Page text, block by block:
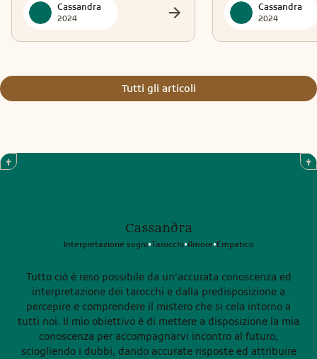
Cassandra
2024
Cassandra
2024
Tutti gli articoli
Cassandra
Interpretazione sogni•Tarocchi•Amore•Empatico
Tutto ciò è reso possibile da un’accurata conoscenza ed
interpretazione dei tarocchi e dalla predisposizione a
percepire e comprendere il mistero che si cela intorno a
tutti noi. Il mio obiettivo è di mettere a disposizione la mia
conoscenza per accompagnarvi incontro al futuro,
sciogliendo i dubbi, dando accurate risposte ed attribuire